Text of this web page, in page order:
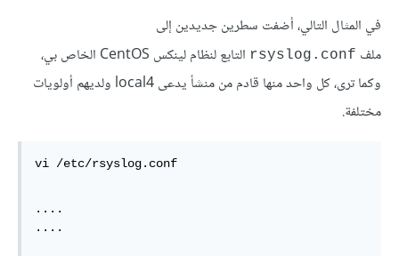
في المثال التالي، أضفت سطرين جديدين إلى
ملف rsyslog.conf
التابع لنظام لينكس CentOS الخاص بي،
وكما ترى، كل واحد منها قادم من منشأ يدعى local4 ولديهم أولويات
مختلفة.
vi /etc/rsyslog.conf
....
....